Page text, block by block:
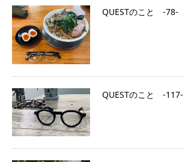
QUESTのこと ‐78‐
QUESTのこと ‐117‐